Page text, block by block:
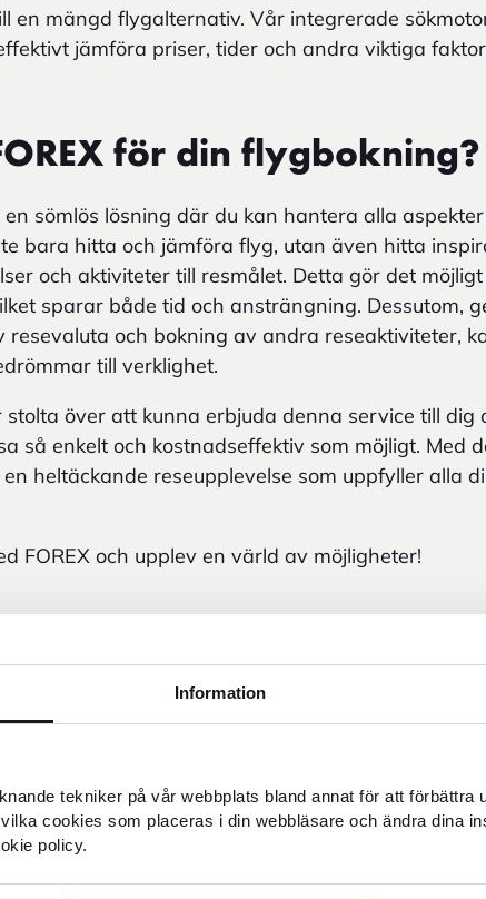
Information
tekniker på vår webbplats bland annat för att förbättra
cookies som placeras i din webbläsare och ändra dina
policy.
en mängd flygalternativ. Vår integrerade
jämföra priser, tider och andra viktiga
för din flygbokning?
sömlös lösning där du kan hantera alla
bara hitta och jämföra flyg, utan även hitta
och aktiviteter till resmålet. Detta gör det
sparar både tid och ansträngning. Dessutom,
resevaluta och bokning av andra reseaktiviteter,
till verklighet.
stolta över att kunna erbjuda denna service till dig
så enkelt och kostnadseffektiv som möjligt. Med
heltäckande reseupplevelse som uppfyller alla
FOREX och upplev en värld av möjligheter!
för din resa i samarbete med flygresor.se